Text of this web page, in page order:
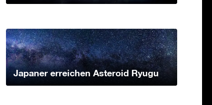
Japaner erreichen Asteroid Ryugu